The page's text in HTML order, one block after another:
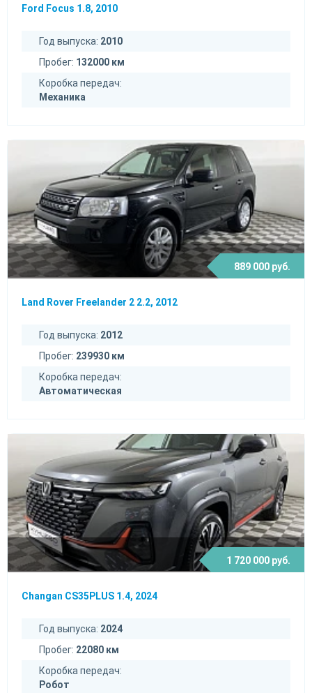
Ford Focus 1.8, 2010
Год выпуска: 2010
Пробег: 132000 км
Коробка передач:
Механика
889 000 руб.
Land Rover Freelander 2 2.2, 2012
Год выпуска: 2012
Пробег: 239930 км
Коробка передач:
Автоматическая
1 720 000 руб.
Changan CS35PLUS 1.4, 2024
Год выпуска: 2024
Пробег: 22080 км
Коробка передач:
Робот